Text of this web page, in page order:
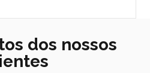
dos nossos